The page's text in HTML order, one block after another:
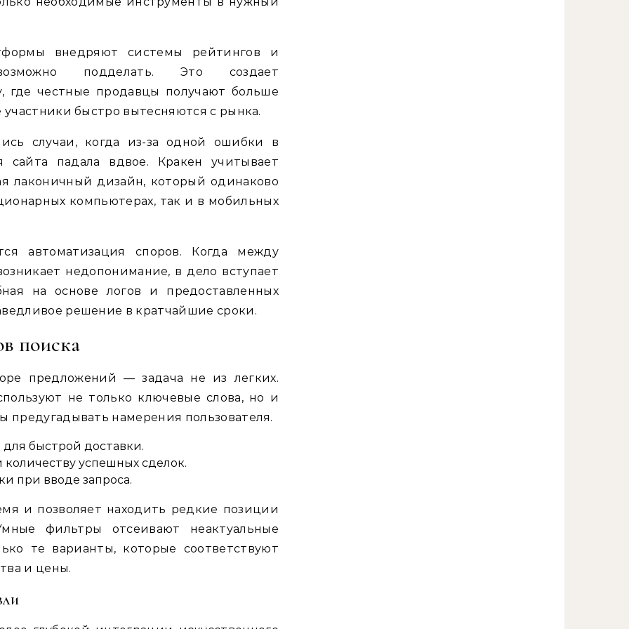
внедряют системы рейтингов и
подделать. Это создает
где честные продавцы получают больше
участники быстро вытесняются с рынка.
случаи, когда из-за одной ошибки в
сайта падала вдвое. Кракен учитывает
лаконичный дизайн, который одинаково
компьютерах, так и в мобильных
автоматизация споров. Когда между
недопонимание, в дело вступает
на основе логов и предоставленных
решение в кратчайшие сроки.
поиска
предложений — задача не из легких.
не только ключевые слова, но и
предугадывать намерения пользователя.
быстрой доставки.
успешных сделок.
при вводе запроса.
и позволяет находить редкие позиции
фильтры отсеивают неактуальные
те варианты, которые соответствуют
и цены.